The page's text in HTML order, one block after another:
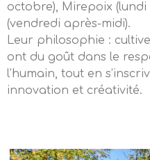
octobre), Mirepoix (lundi
(vendredi après-midi).
Leur philosophie :
ont du goût dans le
l’humain, tout en
innovation et créativité.